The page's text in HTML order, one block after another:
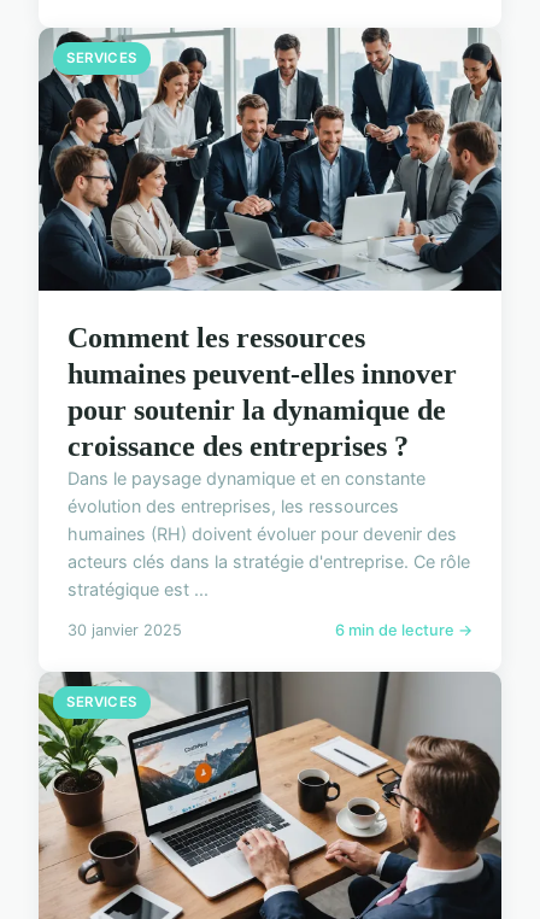
SERVICES
Comment les ressources
humaines peuvent-elles innover
pour soutenir la dynamique de
croissance des entreprises ?
Dans le paysage dynamique et en constante
évolution des entreprises, les ressources
humaines (RH) doivent évoluer pour devenir des
acteurs clés dans la stratégie d'entreprise. Ce rôle
stratégique est ...
30 janvier 2025 6 min de lecture →
SERVICES